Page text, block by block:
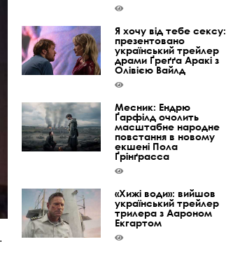
Я хочу від тебе сексу:
презентовано
український трейлер
драми Ґреґґа Аракі з
Олівією Вайлд
Месник: Ендрю
Ґарфілд очолить
масштабне народне
повстання в новому
екшені Пола
Ґрінґрасса
«Хижі води»: вийшов
український трейлер
трилера з Аароном
Екгартом